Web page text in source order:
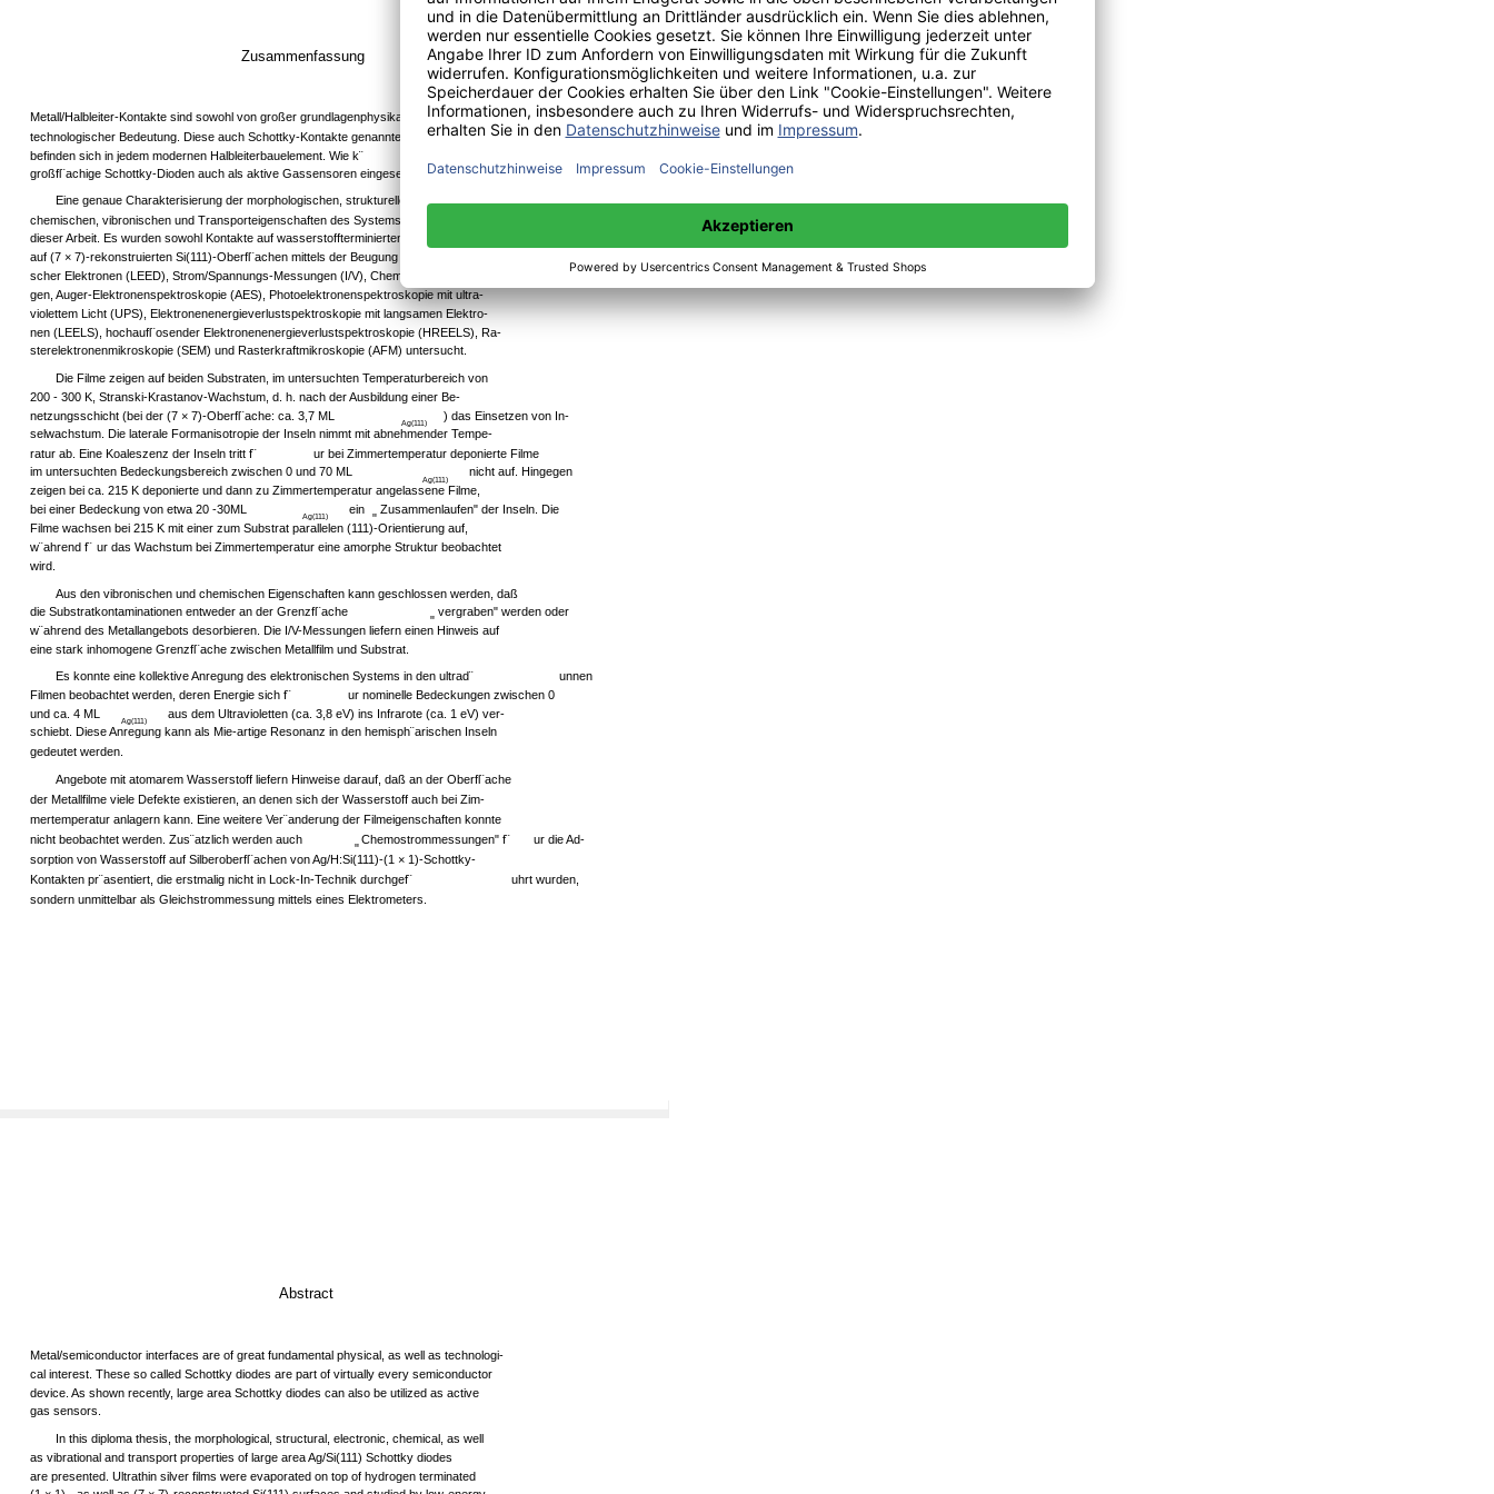
Zusammenfassung
Metall/Halbleiter-Kontakte sind sowohl von großer grundlagenphysikalischer als auch
technologischer Bedeutung. Diese auch Schottky-Kontakte genannten Grenzfl¨achen
befinden sich in jedem modernen Halbleiterbauelement. Wie k¨
großfl¨achige Schottky-Dioden auch als aktive Gassensoren eingesetzt werden.
Eine genaue Charakterisierung der morphologischen, strukturellen, elektronischen,
chemischen, vibronischen und Transporteigenschaften des Systems Ag/Si(111) war Ziel
dieser Arbeit. Es wurden sowohl Kontakte auf wasserstoffterminierten (1 ×1)- als auch
auf (7 × 7)-rekonstruierten Si(111)-Oberfl¨achen mittels der Beugung niederenergeti-
scher Elektronen (LEED), Strom/Spannungs-Messungen (I/V), Chemostrommessun-
gen, Auger-Elektronenspektroskopie (AES), Photoelektronenspektroskopie mit ultra-
violettem Licht (UPS), Elektronenenergieverlustspektroskopie mit langsamen Elektro-
nen (LEELS), hochaufl¨osender Elektronenenergieverlustspektroskopie (HREELS), Ra-
sterelektronenmikroskopie (SEM) und Rasterkraftmikroskopie (AFM) untersucht.
Die Filme zeigen auf beiden Substraten, im untersuchten Temperaturbereich von
200 - 300 K, Stranski-Krastanov-Wachstum, d. h. nach der Ausbildung einer Be-
netzungsschicht (bei der (7 × 7)-Oberfl¨ache: ca. 3,7 ML
Ag(111)
) das Einsetzen von In-
selwachstum. Die laterale Formanisotropie der Inseln nimmt mit abnehmender Tempe-
ratur ab. Eine Koaleszenz der Inseln tritt f¨
ur bei Zimmertemperatur deponierte Filme
im untersuchten Bedeckungsbereich zwischen 0 und 70 ML
Ag(111)
nicht auf. Hingegen
zeigen bei ca. 215 K deponierte und dann zu Zimmertemperatur angelassene Filme,
bei einer Bedeckung von etwa 20 -30ML
Ag(111)
ein
"
Zusammenlaufen" der Inseln. Die
Filme wachsen bei 215 K mit einer zum Substrat parallelen (111)-Orientierung auf,
w¨ahrend f¨ ur das Wachstum bei Zimmertemperatur eine amorphe Struktur beobachtet
wird.
Aus den vibronischen und chemischen Eigenschaften kann geschlossen werden, daß
die Substratkontaminationen entweder an der Grenzfl¨ache
"
vergraben" werden oder
w¨ahrend des Metallangebots desorbieren. Die I/V-Messungen liefern einen Hinweis auf
eine stark inhomogene Grenzfl¨ache zwischen Metallfilm und Substrat.
Es konnte eine kollektive Anregung des elektronischen Systems in den ultrad¨
unnen
Filmen beobachtet werden, deren Energie sich f¨
ur nominelle Bedeckungen zwischen 0
und ca. 4 ML
Ag(111)
aus dem Ultravioletten (ca. 3,8 eV) ins Infrarote (ca. 1 eV) ver-
schiebt. Diese Anregung kann als Mie-artige Resonanz in den hemisph¨arischen Inseln
gedeutet werden.
Angebote mit atomarem Wasserstoff liefern Hinweise darauf, daß an der Oberfl¨ache
der Metallfilme viele Defekte existieren, an denen sich der Wasserstoff auch bei Zim-
mertemperatur anlagern kann. Eine weitere Ver¨anderung der Filmeigenschaften konnte
nicht beobachtet werden. Zus¨atzlich werden auch
"
Chemostrommessungen" f¨
ur die Ad-
sorption von Wasserstoff auf Silberoberfl¨achen von Ag/H:Si(111)-(1 × 1)-Schottky-
Kontakten pr¨asentiert, die erstmalig nicht in Lock-In-Technik durchgef¨
uhrt wurden,
sondern unmittelbar als Gleichstrommessung mittels eines Elektrometers.
Abstract
Metal/semiconductor interfaces are of great fundamental physical, as well as technologi-
cal interest. These so called Schottky diodes are part of virtually every semiconductor
device. As shown recently, large area Schottky diodes can also be utilized as active
gas sensors.
In this diploma thesis, the morphological, structural, electronic, chemical, as well
as vibrational and transport properties of large area Ag/Si(111) Schottky diodes
are presented. Ultrathin silver films were evaporated on top of hydrogen terminated